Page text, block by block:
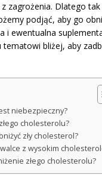
zagrożenia. Dlatego
podjąć, aby go
i ewentualna
bliżej, aby
niebezpieczny?
cholesterolu?
zły cholesterol?
z wysokim
złego cholesterolu?